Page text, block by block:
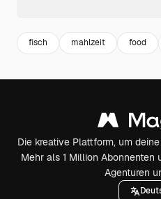
fisch mahlzeit food
Die kreative Plattform, um
Mehr als 1 Million Abonnenten
Agenturen